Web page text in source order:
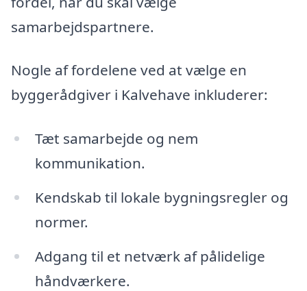
samarbejdspartnere.
Nogle af fordelene ved at vælge en
byggerådgiver i Kalvehave inkluderer:
Tæt samarbejde og nem
kommunikation.
Kendskab til lokale bygningsregler og
normer.
Adgang til et netværk af pålidelige
håndværkere.